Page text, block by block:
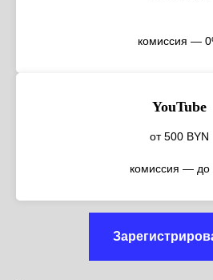
комиссия —
YouTube
от 500 BYN
комиссия — до